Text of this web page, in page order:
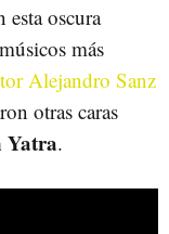
esta oscura
más
Alejandro Sanz
otras caras
Yatra.